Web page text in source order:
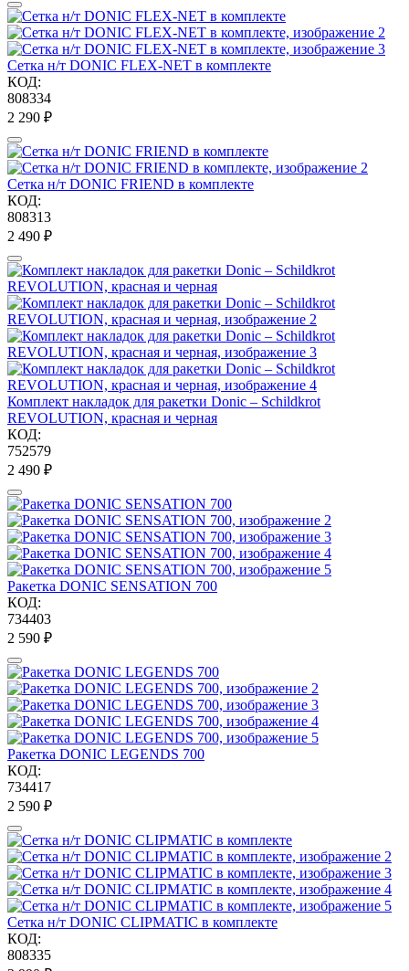
Сетка н/т DONIC FLEX-NET в комплекте
КОД:
808334
2 290 ₽
Сетка н/т DONIC FRIEND в комплекте
КОД:
808313
2 490 ₽
Комплект накладок для ракетки Donic – Schildkrot
REVOLUTION, красная и черная
КОД:
752579
2 490 ₽
Ракетка DONIC SENSATION 700
КОД:
734403
2 590 ₽
Ракетка DONIC LEGENDS 700
КОД:
734417
2 590 ₽
Сетка н/т DONIC CLIPMATIC в комплекте
КОД:
808335